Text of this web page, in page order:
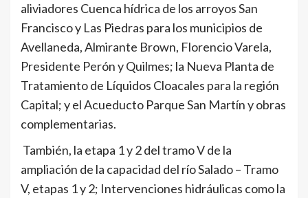
aliviadores Cuenca hídrica de los arroyos San
Francisco y Las Piedras para los municipios de
Avellaneda, Almirante Brown, Florencio Varela,
Presidente Perón y Quilmes; la Nueva Planta de
Tratamiento de Líquidos Cloacales para la región
Capital; y el Acueducto Parque San Martín y obras
complementarias.
También, la etapa 1 y 2 del tramo V de la
ampliación de la capacidad del río Salado – Tramo
V, etapas 1 y 2; Intervenciones hidráulicas como la